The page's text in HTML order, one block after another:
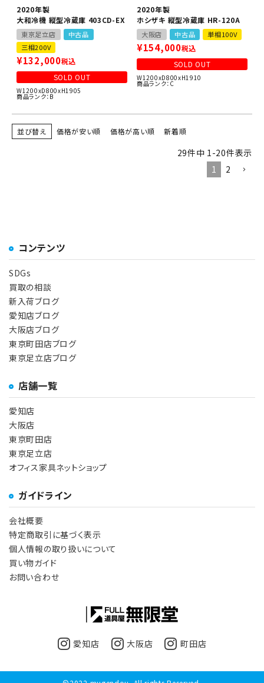
2020年製
大和冷機 縦型冷蔵庫 403CD-EX
東京足立店
中古品
三相200V
¥132,000税込
SOLD OUT
W1200xD800xH1905
商品ランク：B
2020年製
ホシザキ 縦型冷蔵庫 HR-120A
大阪店 中古品 単相100V
¥154,000税込
SOLD OUT
W1200xD800xH1910
商品ランク：C
並び替え 価格が安い順 価格が高い順 新着順
29件中 1 -20件表示
1
2
コンテンツ
SDGs
買取の相談
新入荷ブログ
愛知店ブログ
大阪店ブログ
東京町田店ブログ
東京足立店ブログ
店舗一覧
愛知店
大阪店
東京町田店
東京足立店
オフィス家具ネットショップ
ガイドライン
会社概要
特定商取引に基づく表示
個人情報の取り扱いについて
買い物ガイド
お問い合わせ
愛知店 大阪店 町田店